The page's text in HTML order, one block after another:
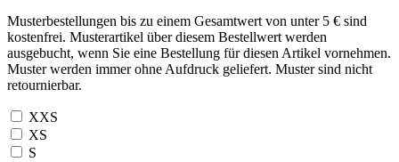
Musterbestellungen bis zu einem Gesamtwert von unter 5 € sind
kostenfrei. Musterartikel über diesem Bestellwert werden
ausgebucht, wenn Sie eine Bestellung für diesen Artikel vornehmen.
Muster werden immer ohne Aufdruck geliefert. Muster sind nicht
retournierbar.
XXS
XS
S